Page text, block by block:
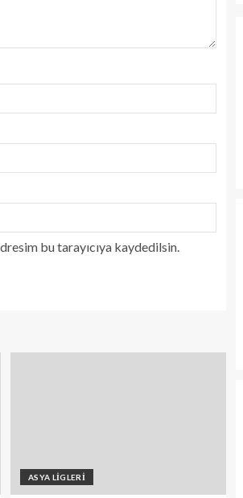
bu tarayıcıya kaydedilsin.
ASYA LİGLERİ